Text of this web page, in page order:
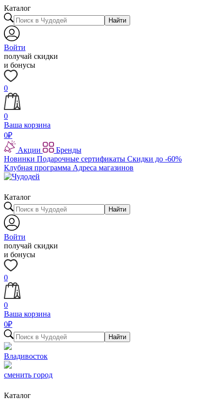
Каталог
Найти
Войти
получай скидки
и бонусы
0
0
Ваша корзина
0₽
Акции
Бренды
Новинки Подарочные сертификаты Скидки до -60%
Клубная программа Адреса магазинов
Каталог
Найти
Войти
получай скидки
и бонусы
0
0
Ваша корзина
0₽
Найти
Владивосток
сменить город
Каталог